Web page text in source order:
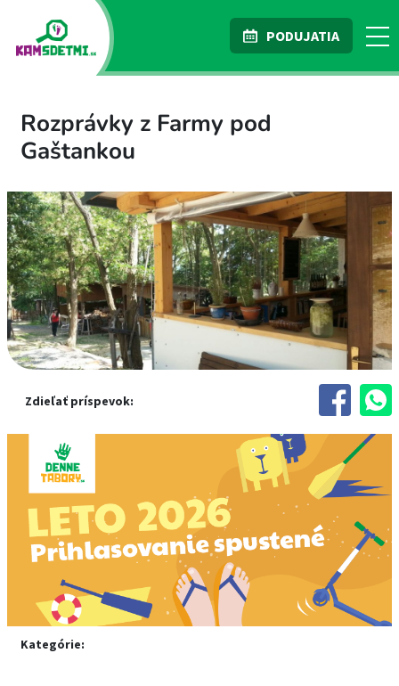
PODUJATIA
Rozprávky z Farmy pod
Gaštankou
Zdieľať príspevok:
Kategórie: